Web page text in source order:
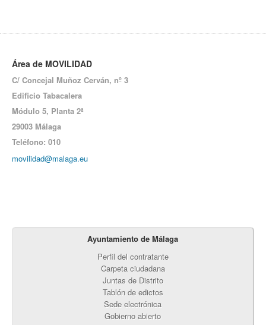
Área de MOVILIDAD
C/ Concejal Muñoz Cerván, nº 3
Edificio Tabacalera
Módulo 5, Planta 2ª
29003 Málaga
Teléfono: 010
movilidad@malaga.eu
Ayuntamiento de Málaga
Perfil del contratante
Carpeta ciudadana
Juntas de Distrito
Tablón de edictos
Sede electrónica
Gobierno abierto